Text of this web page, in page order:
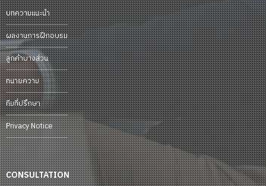
บทความแนะนำ
ผลงานการฝึกอบรม
ลูกค้าบางส่วน
ทนายความ
ทีมที่ปรึกษา
Privacy Notice
CONSULTATION